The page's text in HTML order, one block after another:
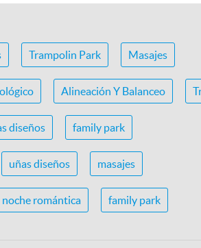
Trampolin Park Masajes
Alineación Y Balanceo
diseños family park
uñas diseños masajes
noche romántica family park